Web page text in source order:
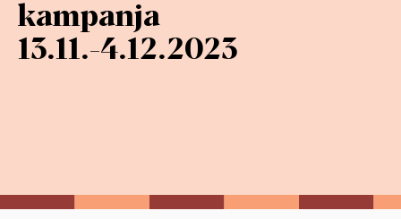
kampanja
13.11.-4.12.2023